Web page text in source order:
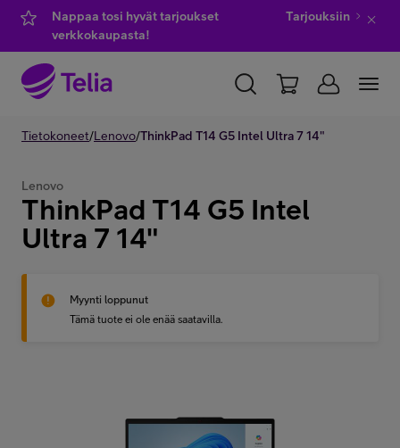
Nappaa tosi hyvät tarjoukset
verkkokaupasta!
Tarjouksiin
YKSITYISILLE YRITYKSILLE WHOLESALE
Kauppa
IT-palvelut
Minun Telia Yrityksille
Tietokoneet/Lenovo/ThinkPad T14 G5 Intel Ultra 7 14"
Lenovo
ThinkPad T14 G5 Intel
Ultra 7 14"
Myynti loppunut
Tämä tuote ei ole enää saatavilla.